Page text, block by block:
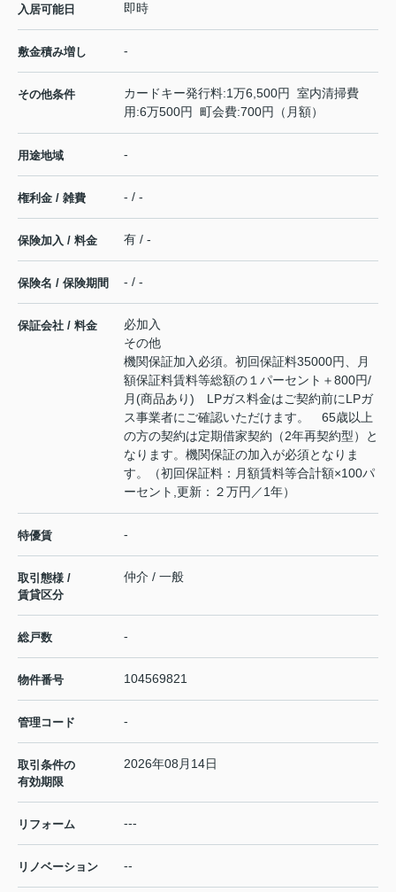
入居可能日 即時
敷金積み増し -
その他条件
カードキー発行料:1万6,500円 室内清掃費
用:6万500円 町会費:700円（月額）
用途地域 -
権利金 / 雑費 - / -
保険加入 / 料金 有 / -
保険名 / 保険期間 - / -
保証会社 / 料金
必加入
その他
機関保証加入必須。初回保証料35000円、月
額保証料賃料等総額の１パーセント＋800円/
月(商品あり) LPガス料金はご契約前にLPガ
ス事業者にご確認いただけます。 65歳以上
の方の契約は定期借家契約（2年再契約型）と
なります。機関保証の加入が必須となりま
す。（初回保証料：月額賃料等合計額×100パ
ーセント,更新：２万円／1年）
特優賃 -
取引態様 /
賃貸区分
仲介 / 一般
総戸数 -
物件番号 104569821
管理コード -
取引条件の
有効期限
2026年08月14日
リフォーム ---
リノベーション --